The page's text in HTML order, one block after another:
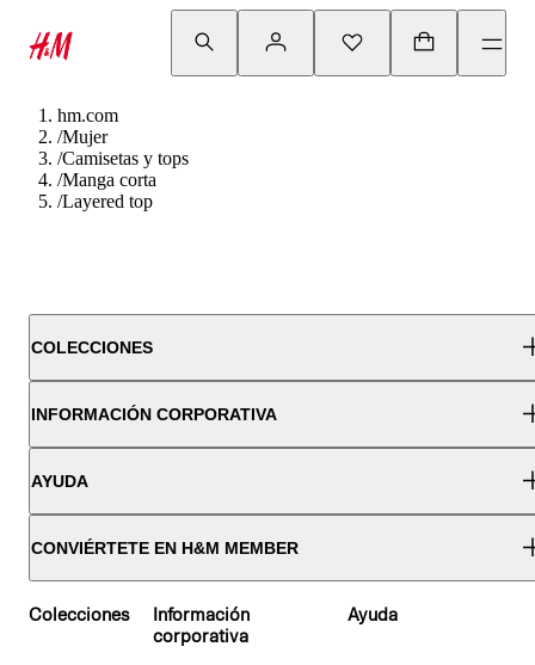
hm.com
/Mujer
/Camisetas y tops
/Manga corta
/Layered top
COLECCIONES
INFORMACIÓN CORPORATIVA
AYUDA
CONVIÉRTETE EN H&M MEMBER
Colecciones
Información
corporativa
Ayuda